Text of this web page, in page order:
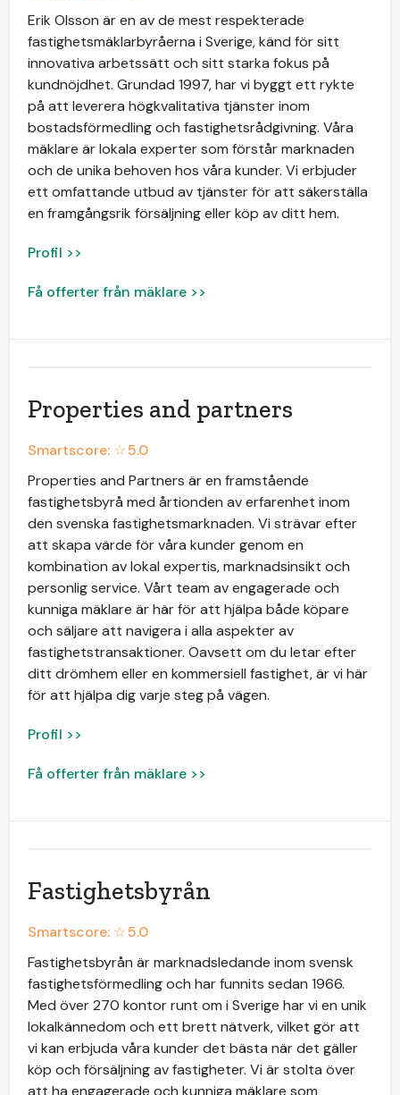
Erik Olsson är en av de mest respekterade
fastighetsmäklarbyråerna i Sverige, känd för sitt
innovativa arbetssätt och sitt starka fokus på
kundnöjdhet. Grundad 1997, har vi byggt ett rykte
på att leverera högkvalitativa tjänster inom
bostadsförmedling och fastighetsrådgivning. Våra
mäklare är lokala experter som förstår marknaden
och de unika behoven hos våra kunder. Vi erbjuder
ett omfattande utbud av tjänster för att säkerställa
en framgångsrik försäljning eller köp av ditt hem.
Profil >>
Få offerter från mäklare >>
Properties and partners
Smartscore: ☆5.0
Properties and Partners är en framstående
fastighetsbyrå med årtionden av erfarenhet inom
den svenska fastighetsmarknaden. Vi strävar efter
att skapa värde för våra kunder genom en
kombination av lokal expertis, marknadsinsikt och
personlig service. Vårt team av engagerade och
kunniga mäklare är här för att hjälpa både köpare
och säljare att navigera i alla aspekter av
fastighetstransaktioner. Oavsett om du letar efter
ditt drömhem eller en kommersiell fastighet, är vi här
för att hjälpa dig varje steg på vägen.
Profil >>
Få offerter från mäklare >>
Fastighetsbyrån
Smartscore: ☆5.0
Fastighetsbyrån är marknadsledande inom svensk
fastighetsförmedling och har funnits sedan 1966.
Med över 270 kontor runt om i Sverige har vi en unik
lokalkännedom och ett brett nätverk, vilket gör att
vi kan erbjuda våra kunder det bästa när det gäller
köp och försäljning av fastigheter. Vi är stolta över
att ha engagerade och kunniga mäklare som